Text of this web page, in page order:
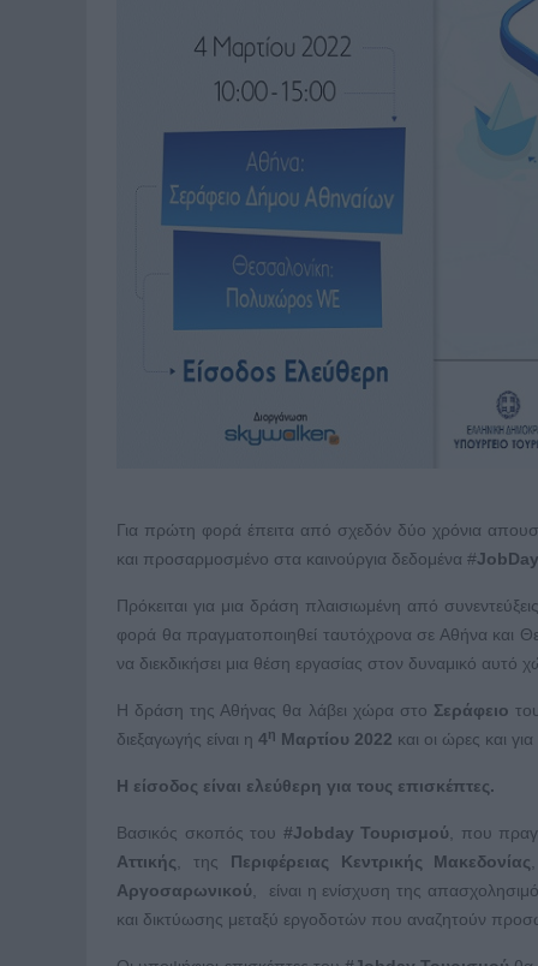
Για πρώτη φορά έπειτα από σχεδόν δύο χρόνια
και προσαρμοσμένο στα καινούργια δεδομένα #JobDay
Πρόκειται για μια δράση πλαισιωμένη από
φορά θα πραγματοποιηθεί ταυτόχρονα σε Αθήνα και
να διεκδικήσει μια θέση εργασίας στον δυναμικό αυτό
Η δράση της Αθήνας θα λάβει χώρα στο Σεράφειο
διεξαγωγής είναι η 4η Μαρτίου 2022 και οι ώρες και για
Η είσοδος είναι ελεύθερη για τους επισκέπτες.
Βασικός σκοπός του #Jobday Τουρισμού, που
Αττικής, της Περιφέρειας Κεντρικής Μακεδονίας
Αργοσαρωνικού, είναι η ενίσχυση της
και δικτύωσης μεταξύ εργοδοτών που αναζητούν